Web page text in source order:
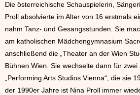
Die österreichische Schauspielerin,
Proll absolvierte im Alter von 16 erstmals
nahm Tanz- und Gesangsstunden. Sie
am katholischen Mädchengymnasium
anschließend die „Theater an der Wien
Bühnen Wien. Sie wechselte dann für
„Performing Arts Studios Vienna“, die sie
der 1990er Jahre ist Nina Proll immer